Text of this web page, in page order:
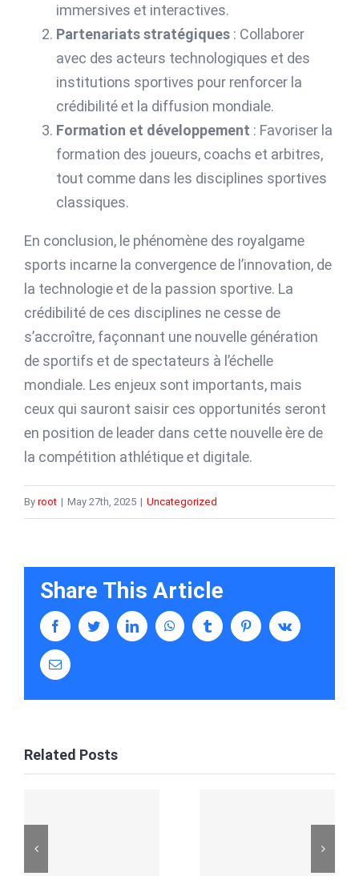
immersives et interactives.
Partenariats stratégiques : Collaborer
avec des acteurs technologiques et des
institutions sportives pour renforcer la
crédibilité et la diffusion mondiale.
Formation et développement : Favoriser la
formation des joueurs, coachs et arbitres,
tout comme dans les disciplines sportives
classiques.
En conclusion, le phénomène des royalgame
sports incarne la convergence de l’innovation, de
la technologie et de la passion sportive. La
crédibilité de ces disciplines ne cesse de
s’accroître, façonnant une nouvelle génération
de sportifs et de spectateurs à l’échelle
mondiale. Les enjeux sont importants, mais
ceux qui sauront saisir ces opportunités seront
en position de leader dans cette nouvelle ère de
la compétition athlétique et digitale.
By root | May 27th, 2025 | Uncategorized
Share This Article
facebooktwitter linkedin whatsapptumblr pinterestvk
Email
Related Posts